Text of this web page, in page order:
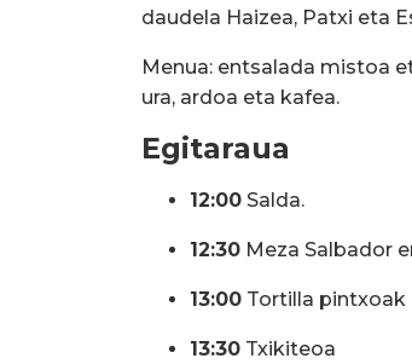
daudela Haizea, Patxi eta
Menua: entsalada mistoa
ura, ardoa eta kafea.
Egitaraua
12:00 Salda.
12:30 Meza Salbador
13:00 Tortilla
13:30 Txikiteoa